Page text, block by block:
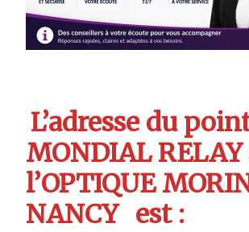
L’adresse du
MONDIAL RELAY
l’OPTIQUE
NANCY est :